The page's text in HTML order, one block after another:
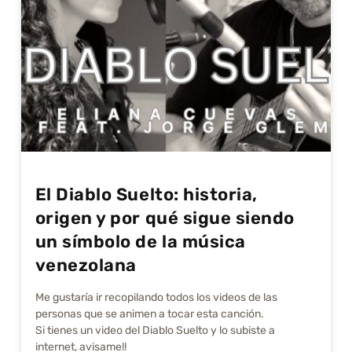
El Diablo Suelto: historia,
origen y por qué sigue siendo
un símbolo de la música
venezolana
Me gustarí­a ir recopilando todos los videos de las
personas que se animen a tocar esta canción.
Si tienes un video del Diablo Suelto y lo subiste a
internet, avisame!!